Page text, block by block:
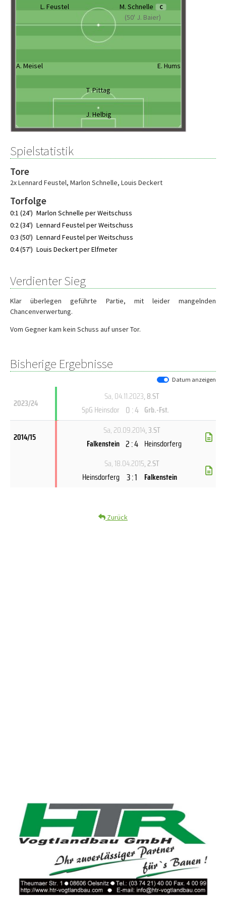
L. Feustel M. Schnelle C
(50' J. Baier)
A. Meisel E. Hums
T. Pittag
J. Helbig
Spielstatistik
Tore
2x Lennard Feustel, Marlon Schnelle, Louis Deckert
Torfolge
0:1 (24') Marlon Schnelle per Weitschuss
0:2 (34') Lennard Feustel per Weitschuss
0:3 (50') Lennard Feustel per Weitschuss
0:4 (57') Louis Deckert per Elfmeter
Verdienter Sieg
Klar überlegen geführte Partie, mit leider mangelnden
Chancenverwertung.
Vom Gegner kam kein Schuss auf unser Tor.
Bisherige Ergebnisse
Datum anzeigen
2023/24
Sa, 04.11.2023, 8.ST
SpG Heinsdor 0 : 4 Grb.-Fst.
2014/15
Sa, 20.09.2014, 3.ST
Falkenstein 2 : 4 Heinsdorferg
Sa, 18.04.2015, 2.ST
Heinsdorferg 3 : 1 Falkenstein
Zurück